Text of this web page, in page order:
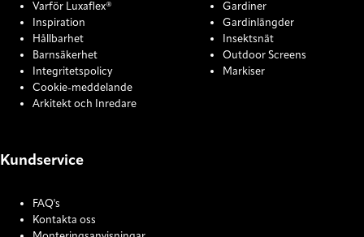
Varför Luxaflex®
Inspiration
Hållbarhet
Barnsäkerhet
Integritetspolicy
Cookie-meddelande
Arkitekt och Inredare
Gardiner
Gardinlängder
Insektsnät
Outdoor Screens
Markiser
Kundservice
FAQ's
Kontakta oss